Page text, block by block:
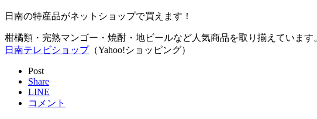
日南の特産品がネットショップで買えます！
柑橘類・完熟マンゴー・焼酎・地ビールなど人気商品を取り揃えています
日南テレビショップ（Yahoo!ショッピング）
Post
Share
LINE
コメント